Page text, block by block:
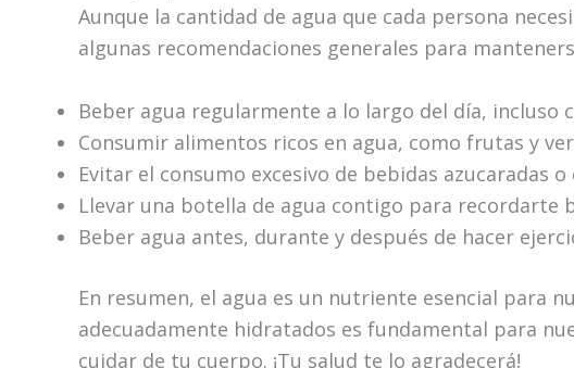
Aunque la cantidad de agua que cada persona
algunas recomendaciones generales para
Beber agua regularmente a lo largo del día, incluso
Consumir alimentos ricos en agua, como frutas y
Evitar el consumo excesivo de bebidas azucaradas
Llevar una botella de agua contigo para recordarte
Beber agua antes, durante y después de hacer
En resumen, el agua es un nutriente esencial para
adecuadamente hidratados es fundamental para
cuidar de tu cuerpo. ¡Tu salud te lo agradecerá!